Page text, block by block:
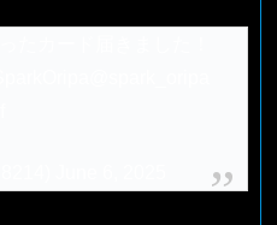
たカード届きました！